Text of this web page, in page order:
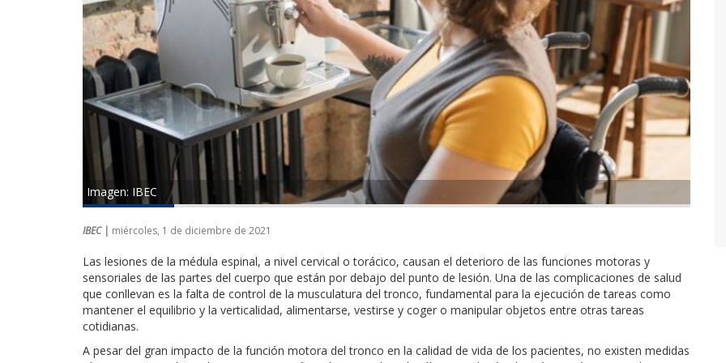
Imagen: IBEC
IBEC | miércoles, 1 de diciembre de 2021
Las lesiones de la médula espinal, a nivel cervical o torácico, causan el deterioro de las funciones motoras y
sensoriales de las partes del cuerpo que están por debajo del punto de lesión. Una de las complicaciones de salud
que conllevan es la falta de control de la musculatura del tronco, fundamental para la ejecución de tareas como
mantener el equilibrio y la verticalidad, alimentarse, vestirse y coger o manipular objetos entre otras tareas
cotidianas.
A pesar del gran impacto de la función motora del tronco en la calidad de vida de los pacientes, no existen medidas